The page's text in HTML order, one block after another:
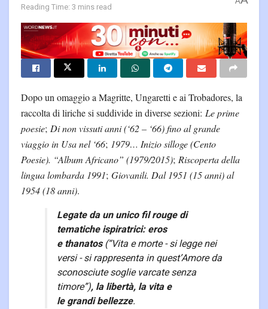
Reading Time: 3 mins read
Dopo un omaggio a Magritte, Ungaretti e ai Trobadores, la
raccolta di liriche si suddivide in diverse sezioni: Le prime
poesie; Di non vissuti anni (‘62 – ‘66) fino al grande
viaggio in Usa nel ‘66; 1979… Inizio silloge (Cento
Poesie). “Album Africano” (1979/2015); Riscoperta della
lingua lombarda 1991; Giovanili. Dal 1951 (15 anni) al
1954 (18 anni).
Legate da un unico fil rouge di
tematiche ispiratrici: eros
e thanatos(“Vita e morte - si legge nei
versi - si rappresenta in quest’Amore da
sconosciute soglie varcate senza
timore”), la libertà, la vita e
le grandi bellezze.